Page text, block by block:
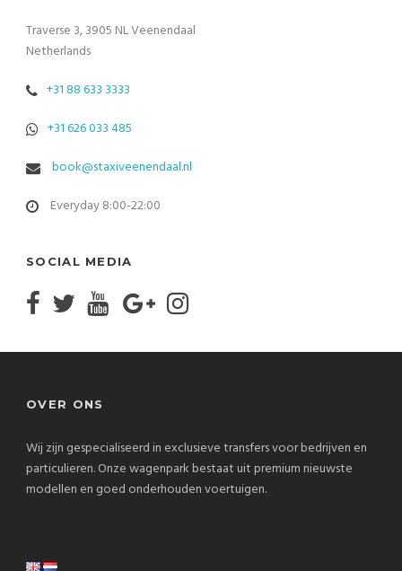
Traverse 3, 3905 NL Veenendaal
Netherlands
+31 88 633 3333
+31 626 033 485
book@staxiveenendaal.nl
Everyday 8:00-22:00
SOCIAL MEDIA
OVER ONS
Wij zijn gespecialiseerd in exclusieve transfers voor bedrijven en
particulieren. Onze wagenpark bestaat uit premium nieuwste
modellen en goed onderhouden voertuigen.